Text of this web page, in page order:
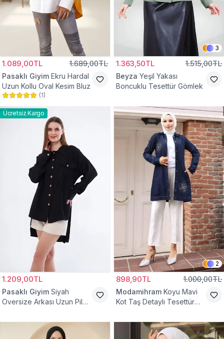
1.089,00TL 1.689,00TL
Pasaklı Giyim Ekru Hardal
Uzun Kollu Oval Kesim Bluz
(1)
3
1.363,50TL 1.515,00TL
Beyza Yeşil Yakası
Boncuklu Tesettür Gömlek
Ücretsiz Kargo
1.209,00TL
Pasaklı Giyim Siyah
Oversize Arkası Uzun Pileli
2
898,90TL 1.000,00TL
Modamihram Koyu Mavi
Kot Taş Detaylı Tesettür